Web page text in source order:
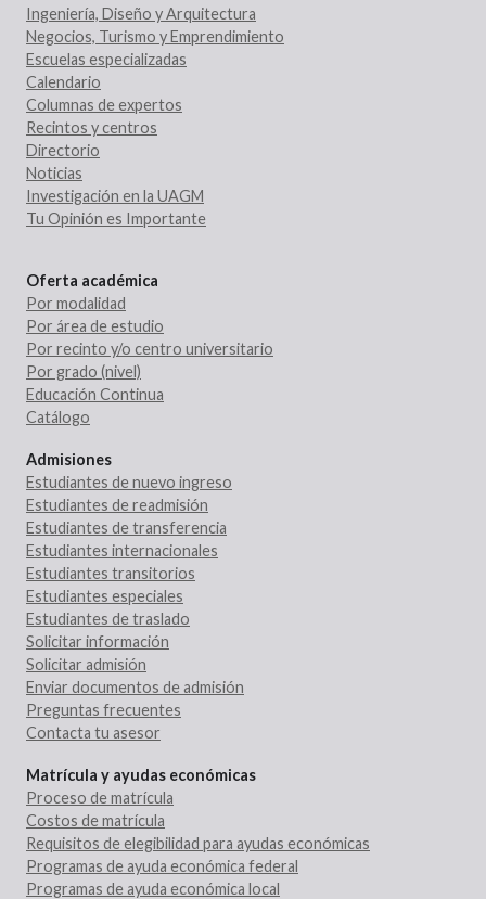
Ingeniería, Diseño y Arquitectura
Negocios, Turismo y Emprendimiento
Escuelas especializadas
Calendario
Columnas de expertos
Recintos y centros
Directorio
Noticias
Investigación en la UAGM
Tu Opinión es Importante
Oferta académica
Por modalidad
Por área de estudio
Por recinto y/o centro universitario
Por grado (nivel)
Educación Continua
Catálogo
Admisiones
Estudiantes de nuevo ingreso
Estudiantes de readmisión
Estudiantes de transferencia
Estudiantes internacionales
Estudiantes transitorios
Estudiantes especiales
Estudiantes de traslado
Solicitar información
Solicitar admisión
Enviar documentos de admisión
Preguntas frecuentes
Contacta tu asesor
Matrícula y ayudas económicas
Proceso de matrícula
Costos de matrícula
Requisitos de elegibilidad para ayudas económicas
Programas de ayuda económica federal
Programas de ayuda económica local